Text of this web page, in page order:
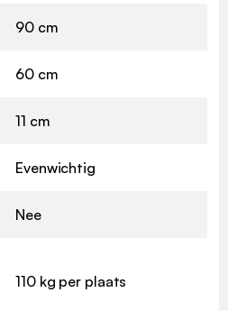
90 cm
60 cm
11 cm
Evenwichtig
Nee
110 kg per plaats